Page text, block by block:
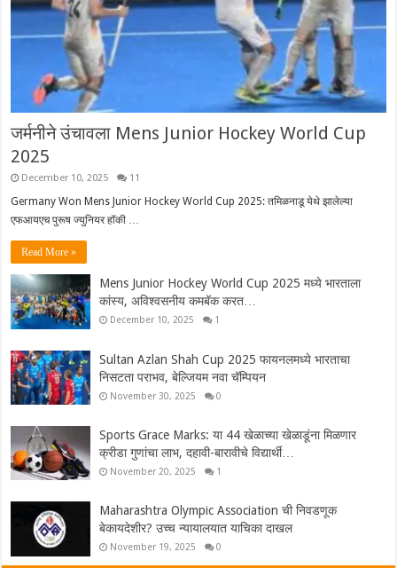
जर्मनीने उंचावला Mens Junior Hockey World Cup
2025
December 10, 2025 11
Germany Won Mens Junior Hockey World Cup 2025: तमिळनाडू येथे झालेल्या
एफआयएच पुरूष ज्युनियर हॉकी …
Read More »
Mens Junior Hockey World Cup 2025 मध्ये भारताला
कांस्य, अविश्वसनीय कमबॅक करत…
December 10, 2025 1
Sultan Azlan Shah Cup 2025 फायनलमध्ये भारताचा
निसटता पराभव, बेल्जियम नवा चॅम्पियन
November 30, 2025 0
Sports Grace Marks: या 44 खेळाच्या खेळाडूंना मिळणार
क्रीडा गुणांचा लाभ, दहावी-बारावीचे विद्यार्थी…
November 20, 2025 1
Maharashtra Olympic Association ची निवडणूक
बेकायदेशीर? उच्च न्यायालयात याचिका दाखल
November 19, 2025 0